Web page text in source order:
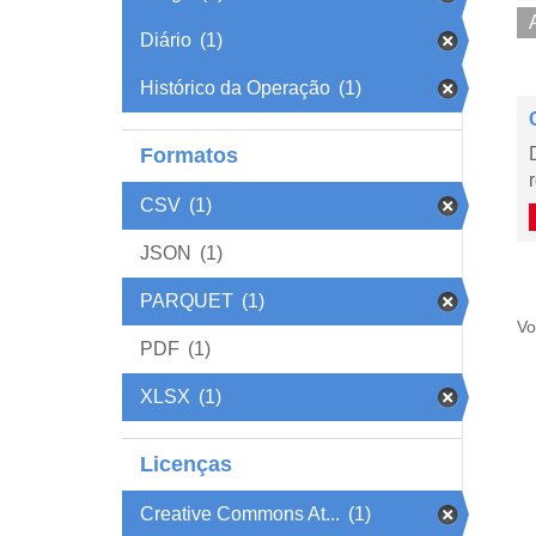
Diário (1)
Histórico da Operação (1)
Formatos
CSV (1)
JSON (1)
PARQUET (1)
PDF (1)
XLSX (1)
Licenças
Creative Commons At... (1)